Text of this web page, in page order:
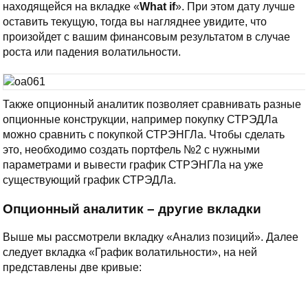
находящейся на вкладке «What if». При этом дату лучше
оставить текущую, тогда вы нагляднее увидите, что
произойдет с вашим финансовым результатом в случае
роста или падения волатильности.
Также опционный аналитик позволяет сравнивать разные
опционные конструкции, например покупку СТРЭДЛа
можно сравнить с покупкой СТРЭНГЛа. Чтобы сделать
это, необходимо создать портфель №2 с нужными
параметрами и вывести график СТРЭНГЛа на уже
существующий график СТРЭДЛа.
Опционный аналитик – другие вкладки
Выше мы рассмотрели вкладку «Анализ позиций». Далее
следует вкладка «График волатильности», на ней
представлены две кривые: